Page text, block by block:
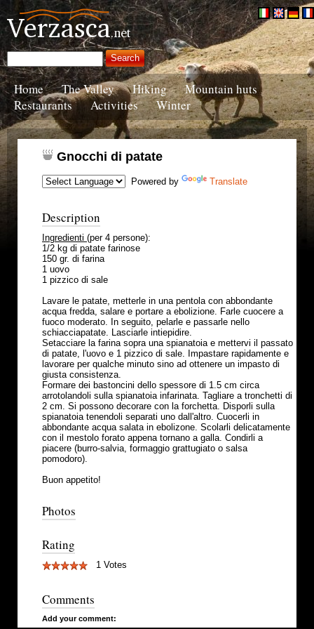
Home The Valley Hiking
Mountain huts
Restaurants
Activities Winter
Gnocchi di patate
Powered by Translate
Description
Ingredienti (per 4 persone):
1/2 kg di patate farinose
150 gr. di farina
1 uovo
1 pizzico di sale
Lavare le patate, metterle in una pentola con abbondante
acqua fredda, salare e portare a ebolizione. Farle cuocere a
fuoco moderato. In seguito, pelarle e passarle nello
schiacciapatate. Lasciarle intiepidire.
Setacciare la farina sopra una spianatoia e mettervi il passato
di patate, l'uovo e 1 pizzico di sale. Impastare rapidamente e
lavorare per qualche minuto sino ad ottenere un impasto di
giusta consistenza.
Formare dei bastoncini dello spessore di 1.5 cm circa
arrotolandoli sulla spianatoia infarinata. Tagliare a tronchetti di
2 cm. Si possono decorare con la forchetta. Disporli sulla
spianatoia tenendoli separati uno dall'altro. Cuocerli in
abbondante acqua salata in ebolizone. Scolarli delicatamente
con il mestolo forato appena tornano a galla. Condirli a
piacere (burro-salvia, formaggio grattugiato o salsa
pomodoro).
Buon appetito!
Photos
Rating
1 Votes
Comments
Add your comment: